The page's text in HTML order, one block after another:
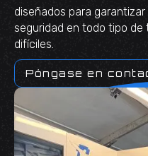
diseñados para
seguridad en todo tipo de
difíciles.
Póngase en